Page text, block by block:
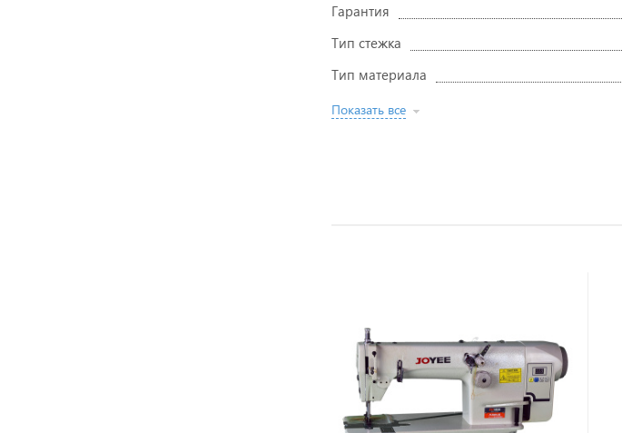
Гарантия
Тип стежка
Тип материала
Показать все